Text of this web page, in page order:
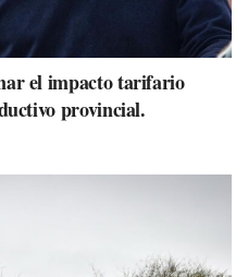
el impacto tarifario
provincial.